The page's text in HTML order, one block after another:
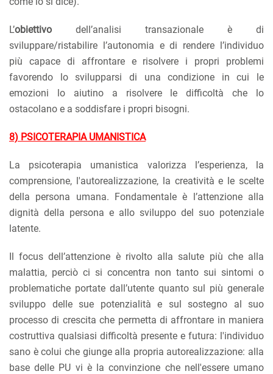
L’obiettivo dell’analisi transazionale è di
sviluppare/ristabilire l’autonomia e di rendere l’individuo
più capace di affrontare e risolvere i propri problemi
favorendo lo svilupparsi di una condizione in cui le
emozioni lo aiutino a risolvere le difficoltà che lo
ostacolano e a soddisfare i propri bisogni.
8) PSICOTERAPIA UMANISTICA
La psicoterapia umanistica valorizza l’esperienza, la
comprensione, l'autorealizzazione, la creatività e le scelte
della persona umana. Fondamentale è l’attenzione alla
dignità della persona e allo sviluppo del suo potenziale
latente.
Il focus dell’attenzione è rivolto alla salute più che alla
malattia, perciò ci si concentra non tanto sui sintomi o
problematiche portate dall’utente quanto sul più generale
sviluppo delle sue potenzialità e sul sostegno al suo
processo di crescita che permetta di affrontare in maniera
costruttiva qualsiasi difficoltà presente e futura: l'individuo
sano è colui che giunge alla propria autorealizzazione: alla
base delle PU vi è la convinzione che nell'essere umano